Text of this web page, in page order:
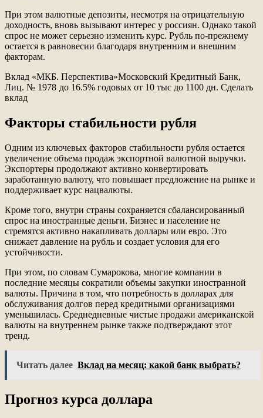
При этом валютные депозиты, несмотря на отрицательную
доходность, вновь вызывают интерес у россиян. Однако такой
спрос не может серьезно изменить курс. Рубль по-прежнему
остается в равновесии благодаря внутренним и внешним
факторам.
Вклад «МКБ. Перспектива»Московский Кредитный Банк,
Лиц. № 1978 до 16.5% годовых от 10 тыс до 1100 дн. Сделать
вклад
Факторы стабильности рубля
Одним из ключевых факторов стабильности рубля остается
увеличение объема продаж экспортной валютной выручки.
Экспортеры продолжают активно конвертировать
заработанную валюту, что повышает предложение на рынке и
поддерживает курс нацвалюты.
Кроме того, внутри страны сохраняется сбалансированный
спрос на иностранные деньги. Бизнес и население не
стремятся активно накапливать доллары или евро. Это
снижает давление на рубль и создает условия для его
устойчивости.
При этом, по словам Сумарокова, многие компании в
последние месяцы сократили объемы закупки иностранной
валюты. Причина в том, что потребность в долларах для
обслуживания долгов перед кредитными организациями
уменьшилась. Среднедневные чистые продажи американской
валюты на внутреннем рынке также подтверждают этот
тренд.
Читать далее Вклад на месяц: какой банк выбрать?
Прогноз курса доллара